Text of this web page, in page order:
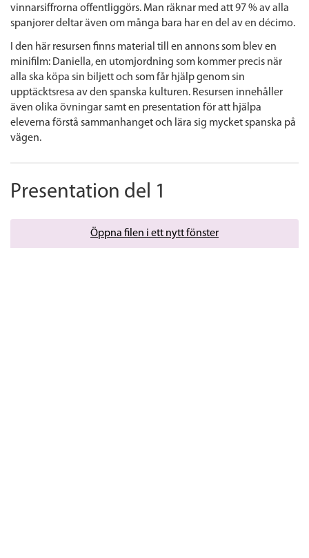
vinnarsiffrorna offentliggörs. Man räknar med att 97 % av alla
spanjorer deltar även om många bara har en del av en décimo.
I den här resursen finns material till en annons som blev en
minifilm: Daniella, en utomjordning som kommer precis när
alla ska köpa sin biljett och som får hjälp genom sin
upptäcktsresa av den spanska kulturen. Resursen innehåller
även olika övningar samt en presentation för att hjälpa
eleverna förstå sammanhanget och lära sig mycket spanska på
vägen.
Presentation del 1
Öppna filen i ett nytt fönster